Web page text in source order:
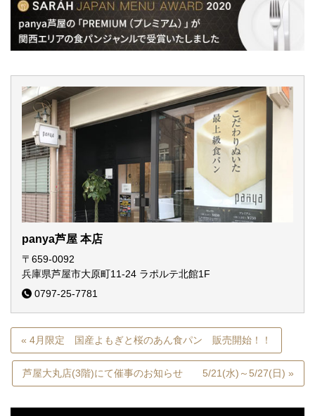
panya芦屋 本店
〒659-0092
兵庫県芦屋市大原町11-24 ラポルテ北館1F
0797-25-7781
« 4月限定 国産よもぎと桜のあん食パン 販売開始！！
芦屋大丸店(3階)にて催事のお知らせ 5/21(水)～5/27(日) »